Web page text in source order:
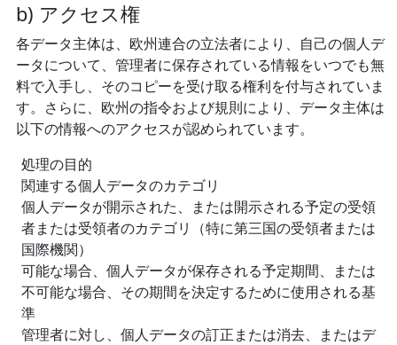
b) アクセス権
各データ主体は、欧州連合の立法者により、自己の個人デ
ータについて、管理者に保存されている情報をいつでも無
料で入手し、そのコピーを受け取る権利を付与されていま
す。さらに、欧州の指令および規則により、データ主体は
以下の情報へのアクセスが認められています。
処理の目的
関連する個人データのカテゴリ
個人データが開示された、または開示される予定の受領
者または受領者のカテゴリ（特に第三国の受領者または
国際機関）
可能な場合、個人データが保存される予定期間、または
不可能な場合、その期間を決定するために使用される基
準
管理者に対し、個人データの訂正または消去、またはデ